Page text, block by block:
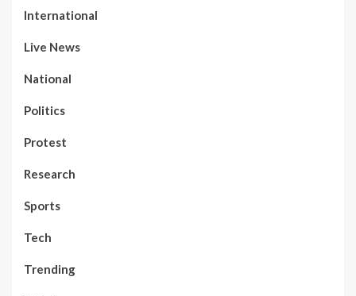
International
Live News
National
Politics
Protest
Research
Sports
Tech
Trending